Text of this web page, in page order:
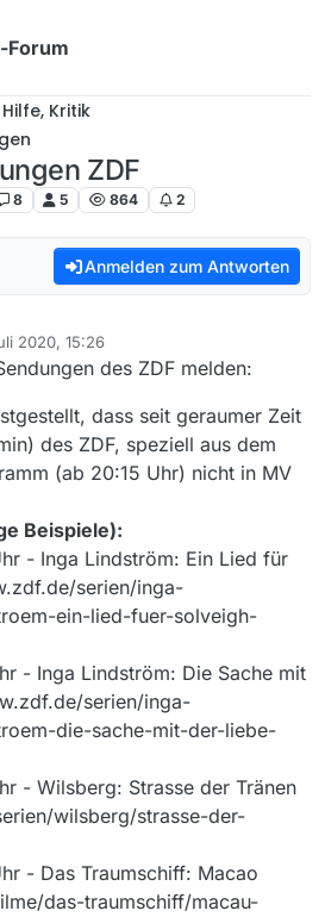
Forum
Kritik
ZDF
8 5 864 2
Anmelden zum Antworten
2020, 15:26
des ZDF melden:
dass seit geraumer Zeit
des ZDF, speziell aus dem
(ab 20:15 Uhr) nicht in MV
Beispiele):
- Inga Lindström: Ein Lied für
serien/inga-
ein-lied-fuer-solveigh-
- Inga Lindström: Die Sache mit
serien/inga-
die-sache-mit-der-liebe-
- Wilsberg: Strasse der Tränen
wilsberg/strasse-der-
- Das Traumschiff: Macao
das-traumschiff/macau-